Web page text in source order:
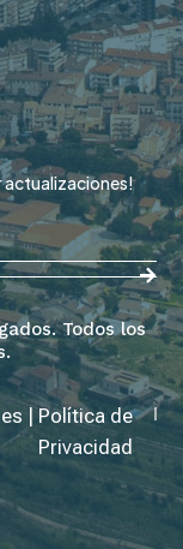
actualizaciones!
Todos los
|Política de
Privacidad